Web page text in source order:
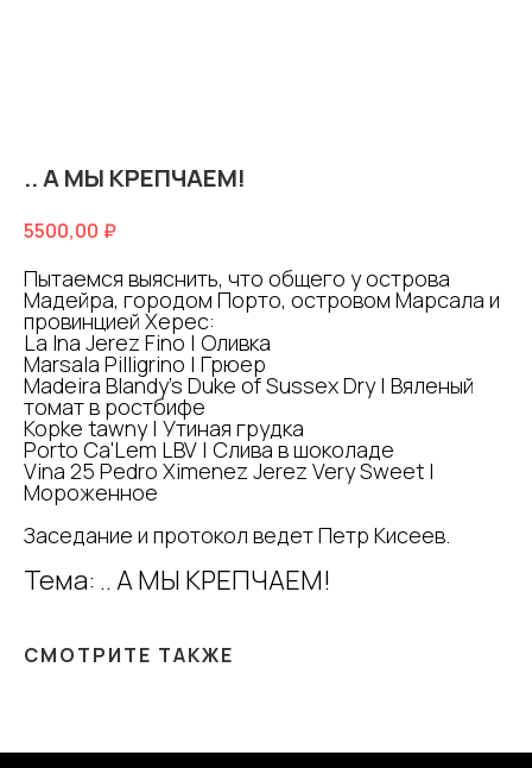
.. А МЫ КРЕПЧАЕМ!
5500,00 ₽
Пытаемся выяснить, что общего у острова
Мадейра, городом Порто, островом Марсала и
провинцией Херес:
La Ina Jerez Fino | Оливка
Marsala Pilligrino | Грюер
Madeira Blandy's Duke of Sussex Dry | Вяленый
томат в ростбифе
Kopke tawny | Утиная грудка
Porto Ca'Lem LBV | Слива в шоколаде
Vina 25 Pedro Ximenez Jerez Very Sweet |
Мороженное
Заседание и протокол ведет Петр Кисеев.
Тема: .. А МЫ КРЕПЧАЕМ!
СМОТРИТЕ ТАКЖЕ